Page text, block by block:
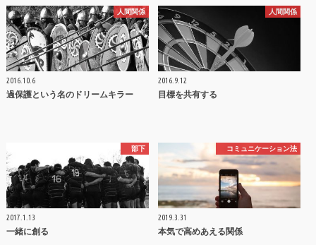
人間関係
2016.10.6
過保護という名のドリームキラー
人間関係
2016.9.12
目標を共有する
部下
2017.1.13
一緒に創る
コミュニケーション法
2019.3.31
本気で高めあえる関係